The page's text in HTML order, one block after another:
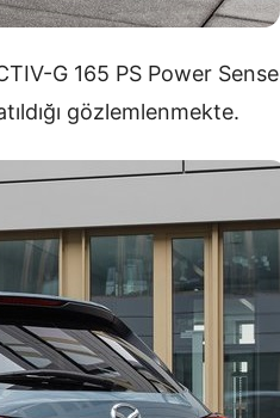
G 165 PS Power Sense
gözlemlenmekte.